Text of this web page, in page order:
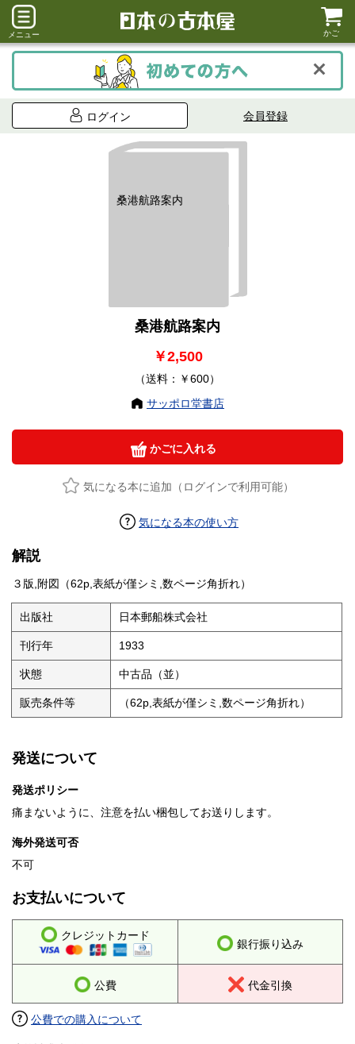
メニュー かご
ログイン 会員登録
桑港航路案内
桑港航路案内
￥2,500
（送料：￥600）
サッポロ堂書店
かごに入れる
気になる本に追加（ログインで利用可能）
気になる本の使い方
解説
３版,附図（62p,表紙が僅シミ,数ページ角折れ）
出版社 日本郵船株式会社
刊行年 1933
状態 中古品（並）
販売条件等 （62p,表紙が僅シミ,数ページ角折れ）
発送について
発送ポリシー
痛まないように、注意を払い梱包してお送りします。
海外発送可否
不可
お支払いについて
クレジットカード
銀行振り込み
公費 代金引換
公費での購入について